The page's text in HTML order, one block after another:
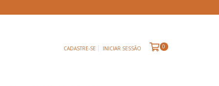
CADASTRE-SE INICIAR SESSÃO 0